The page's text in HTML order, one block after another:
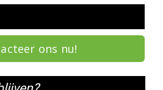
ons nu!